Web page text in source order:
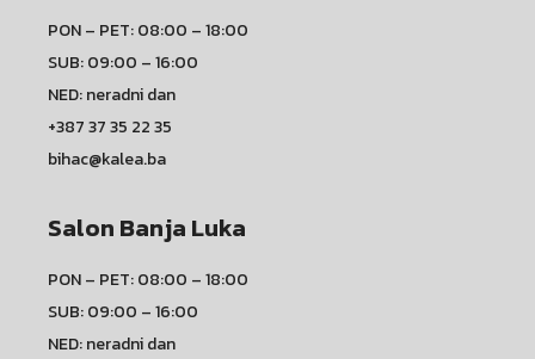
PON – PET: 08:00 – 18:00
SUB: 09:00 – 16:00
NED: neradni dan
+387 37 35 22 35
bihac@kalea.ba
Salon Banja Luka
PON – PET: 08:00 – 18:00
SUB: 09:00 – 16:00
NED: neradni dan